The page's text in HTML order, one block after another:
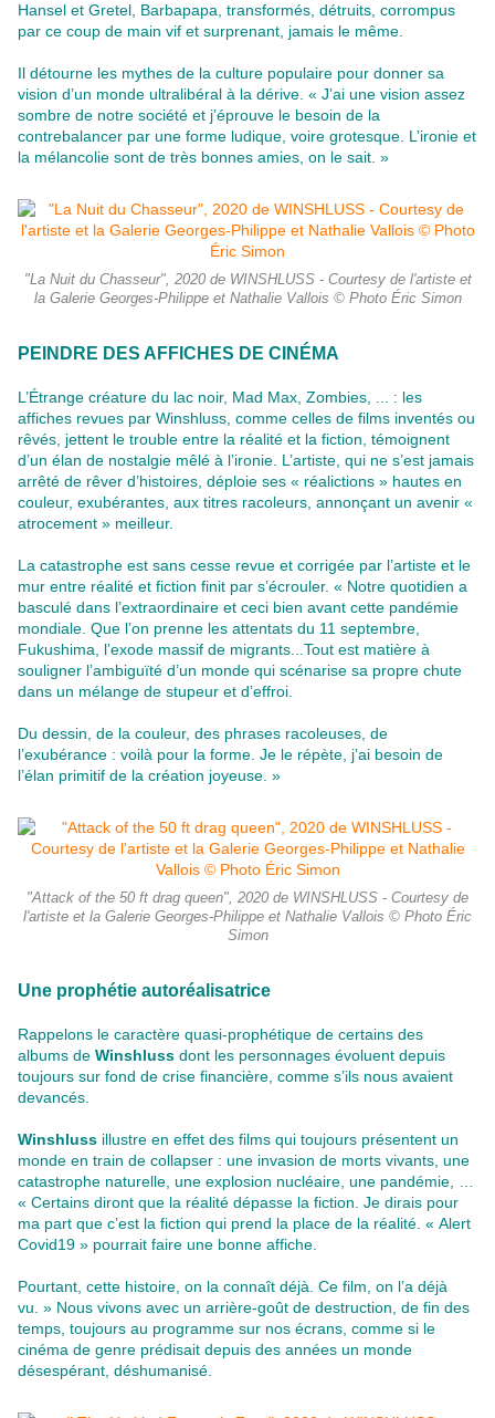
Hansel et Gretel, Barbapapa, transformés, détruits, corrompus
par ce coup de main vif et surprenant, jamais le même.
Il détourne les mythes de la culture populaire pour donner sa
vision d’un monde ultralibéral à la dérive. « J’ai une vision assez
sombre de notre société et j’éprouve le besoin de la
contrebalancer par une forme ludique, voire grotesque. L’ironie et
la mélancolie sont de très bonnes amies, on le sait. »
"La Nuit du Chasseur", 2020 de WINSHLUSS - Courtesy de l'artiste et
la Galerie Georges-Philippe et Nathalie Vallois © Photo Éric Simon
PEINDRE DES AFFICHES DE CINÉMA
L’Étrange créature du lac noir, Mad Max, Zombies, ... : les
affiches revues par Winshluss, comme celles de films inventés ou
rêvés, jettent le trouble entre la réalité et la fiction, témoignent
d’un élan de nostalgie mêlé à l’ironie. L’artiste, qui ne s’est jamais
arrêté de rêver d’histoires, déploie ses « réalictions » hautes en
couleur, exubérantes, aux titres racoleurs, annonçant un avenir «
atrocement » meilleur.
La catastrophe est sans cesse revue et corrigée par l’artiste et le
mur entre réalité et fiction finit par s’écrouler. « Notre quotidien a
basculé dans l’extraordinaire et ceci bien avant cette pandémie
mondiale. Que l’on prenne les attentats du 11 septembre,
Fukushima, l’exode massif de migrants...Tout est matière à
souligner l’ambiguïté d’un monde qui scénarise sa propre chute
dans un mélange de stupeur et d’effroi.
Du dessin, de la couleur, des phrases racoleuses, de
l’exubérance : voilà pour la forme. Je le répète, j’ai besoin de
l’élan primitif de la création joyeuse. »
"Attack of the 50 ft drag queen", 2020 de WINSHLUSS - Courtesy de
l'artiste et la Galerie Georges-Philippe et Nathalie Vallois © Photo Éric
Simon
Une prophétie autoréalisatrice
Rappelons le caractère quasi-prophétique de certains des
albums de Winshluss dont les personnages évoluent depuis
toujours sur fond de crise financière, comme s’ils nous avaient
devancés.
Winshluss illustre en effet des films qui toujours présentent un
monde en train de collapser : une invasion de morts vivants, une
catastrophe naturelle, une explosion nucléaire, une pandémie, …
« Certains diront que la réalité dépasse la fiction. Je dirais pour
ma part que c’est la fiction qui prend la place de la réalité. « Alert
Covid19 » pourrait faire une bonne affiche.
Pourtant, cette histoire, on la connaît déjà. Ce film, on l’a déjà
vu. » Nous vivons avec un arrière-goût de destruction, de fin des
temps, toujours au programme sur nos écrans, comme si le
cinéma de genre prédisait depuis des années un monde
désespérant, déshumanisé.